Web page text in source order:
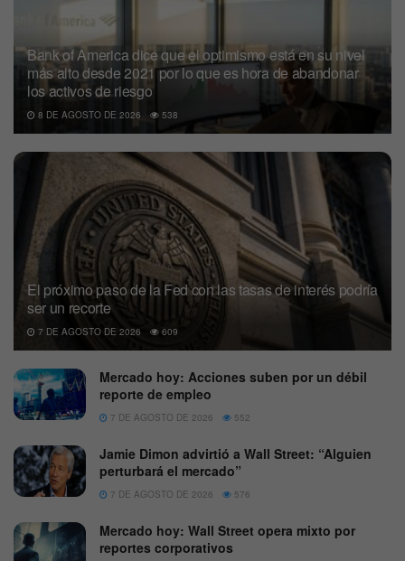
Bank of America dice que el optimismo está en su nivel
más alto desde 2021 por lo que es hora de abandonar
los activos de riesgo
8 DE AGOSTO DE 2026 538
El próximo paso de la Fed con las tasas de interés podría
ser un recorte
7 DE AGOSTO DE 2026 609
Mercado hoy: Acciones suben por un débil
reporte de empleo
7 DE AGOSTO DE 2026 552
Jamie Dimon advirtió a Wall Street: “Alguien
perturbará el mercado”
7 DE AGOSTO DE 2026 576
Mercado hoy: Wall Street opera mixto por
reportes corporativos